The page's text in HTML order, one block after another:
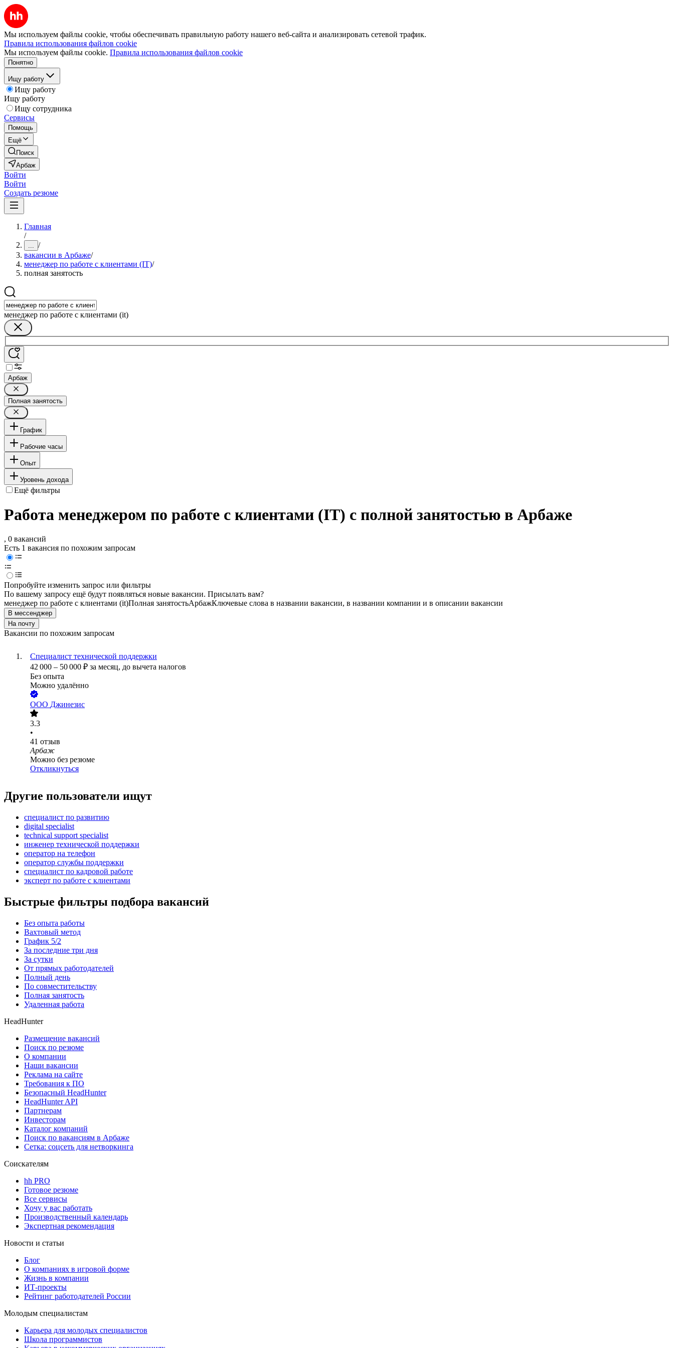
Мы используем файлы cookie, чтобы обеспечивать правильную работу нашего веб-сайта и анализировать сетевой трафик.
Правила использования файлов cookie
Мы используем файлы cookie. Правила использования файлов cookie
Понятно
Ищу работу
Ищу работу
Ищу работу
Ищу сотрудника
Сервисы
Помощь
Ещё
Поиск
Арбаж
Войти
Войти
Создать резюме
Главная
/
... /
вакансии в Арбаже/
менеджер по работе с клиентами (IT)/
полная занятость
менеджер по работе с клиентами (it)
Арбаж
Полная занятость
График
Рабочие часы
Опыт
Уровень дохода
Ещё фильтры
Работа менеджером по работе с клиентами (IT) с полной занятостью в Арбаже
, 0 вакансий
Есть 1 вакансия по похожим запросам
Попробуйте изменить запрос или фильтры
По вашему запросу ещё будут появляться новые вакансии. Присылать вам?
менеджер по работе с клиентами (it)Полная занятостьАрбажКлючевые слова в названии вакансии, в названии компании и в описании вакансии
В мессенджер
На почту
Вакансии по похожим запросам
Специалист технической поддержки
42 000 – 50 000 ₽ за месяц, до вычета налогов
Без опыта
Можно удалённо
ООО Джинезис
3.3
•
41 отзыв
Арбаж
Можно без резюме
Откликнуться
Другие пользователи ищут
специалист по развитию
digital specialist
technical support specialist
инженер технической поддержки
опeрaтoр нa тeлeфoн
оператор службы поддержки
специалист по кадровой работе
эксперт по работе с клиентами
Быстрые фильтры подбора вакансий
Без опыта работы
Вахтовый метод
График 5/2
За последние три дня
За сутки
От прямых работодателей
Полный день
По совместительству
Полная занятость
Удаленная работа
HeadHunter
Размещение вакансий
Поиск по резюме
О компании
Наши вакансии
Реклама на сайте
Требования к ПО
Безопасный HeadHunter
HeadHunter API
Партнерам
Инвесторам
Каталог компаний
Поиск по вакансиям в Арбаже
Сетка: соцсеть для нетворкинга
Соискателям
hh PRO
Готовое резюме
Все сервисы
Хочу у вас работать
Производственный календарь
Экспертная рекомендация
Новости и статьи
Блог
О компаниях в игровой форме
Жизнь в компании
ИТ-проекты
Рейтинг работодателей России
Молодым специалистам
Карьера для молодых специалистов
Школа программистов